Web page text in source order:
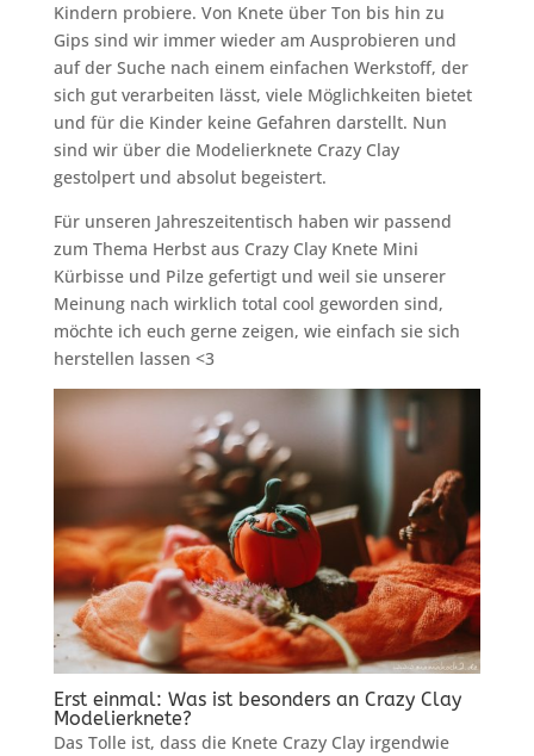
Kindern probiere. Von Knete über Ton bis hin zu
Gips sind wir immer wieder am Ausprobieren und
auf der Suche nach einem einfachen Werkstoff, der
sich gut verarbeiten lässt, viele Möglichkeiten bietet
und für die Kinder keine Gefahren darstellt. Nun
sind wir über die Modelierknete Crazy Clay
gestolpert und absolut begeistert.
Für unseren Jahreszeitentisch haben wir passend
zum Thema Herbst aus Crazy Clay Knete Mini
Kürbisse und Pilze gefertigt und weil sie unserer
Meinung nach wirklich total cool geworden sind,
möchte ich euch gerne zeigen, wie einfach sie sich
herstellen lassen <3
Erst einmal: Was ist besonders an Crazy Clay
Modelierknete?
Das Tolle ist, dass die Knete Crazy Clay irgendwie